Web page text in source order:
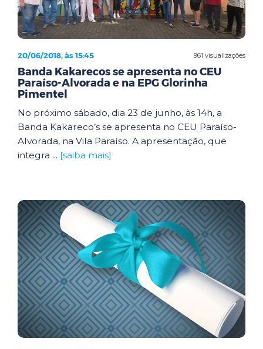
961 visualizações
20/06/2018, às 15:45
Banda Kakarecos se apresenta no CEU
Paraíso-Alvorada e na EPG Glorinha
Pimentel
No próximo sábado, dia 23 de junho, às 14h, a
Banda Kakareco’s se apresenta no CEU Paraíso-
Alvorada, na Vila Paraíso. A apresentação, que
integra ... [saiba mais]